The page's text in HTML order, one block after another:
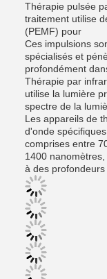
Thérapie pulsée
traitement utilise
(PEMF) pour
Ces impulsions
spécialisés et
profondément
Thérapie par
utilise la lumière
spectre de la
Les appareils de
d'onde
comprises entre
1400
à des profondeurs